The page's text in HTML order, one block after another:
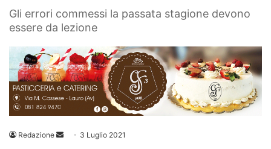
Gli errori commessi la passata stagione devono
essere da lezione
Redazione
Invia 3 Luglio 2021